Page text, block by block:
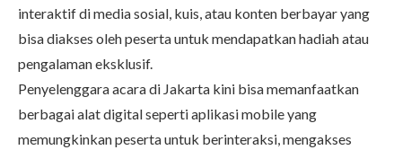
interaktif di media sosial, kuis, atau konten berbayar yang
bisa diakses oleh peserta untuk mendapatkan hadiah atau
pengalaman eksklusif.
Penyelenggara acara di Jakarta kini bisa memanfaatkan
berbagai alat digital seperti aplikasi mobile yang
memungkinkan peserta untuk berinteraksi, mengakses